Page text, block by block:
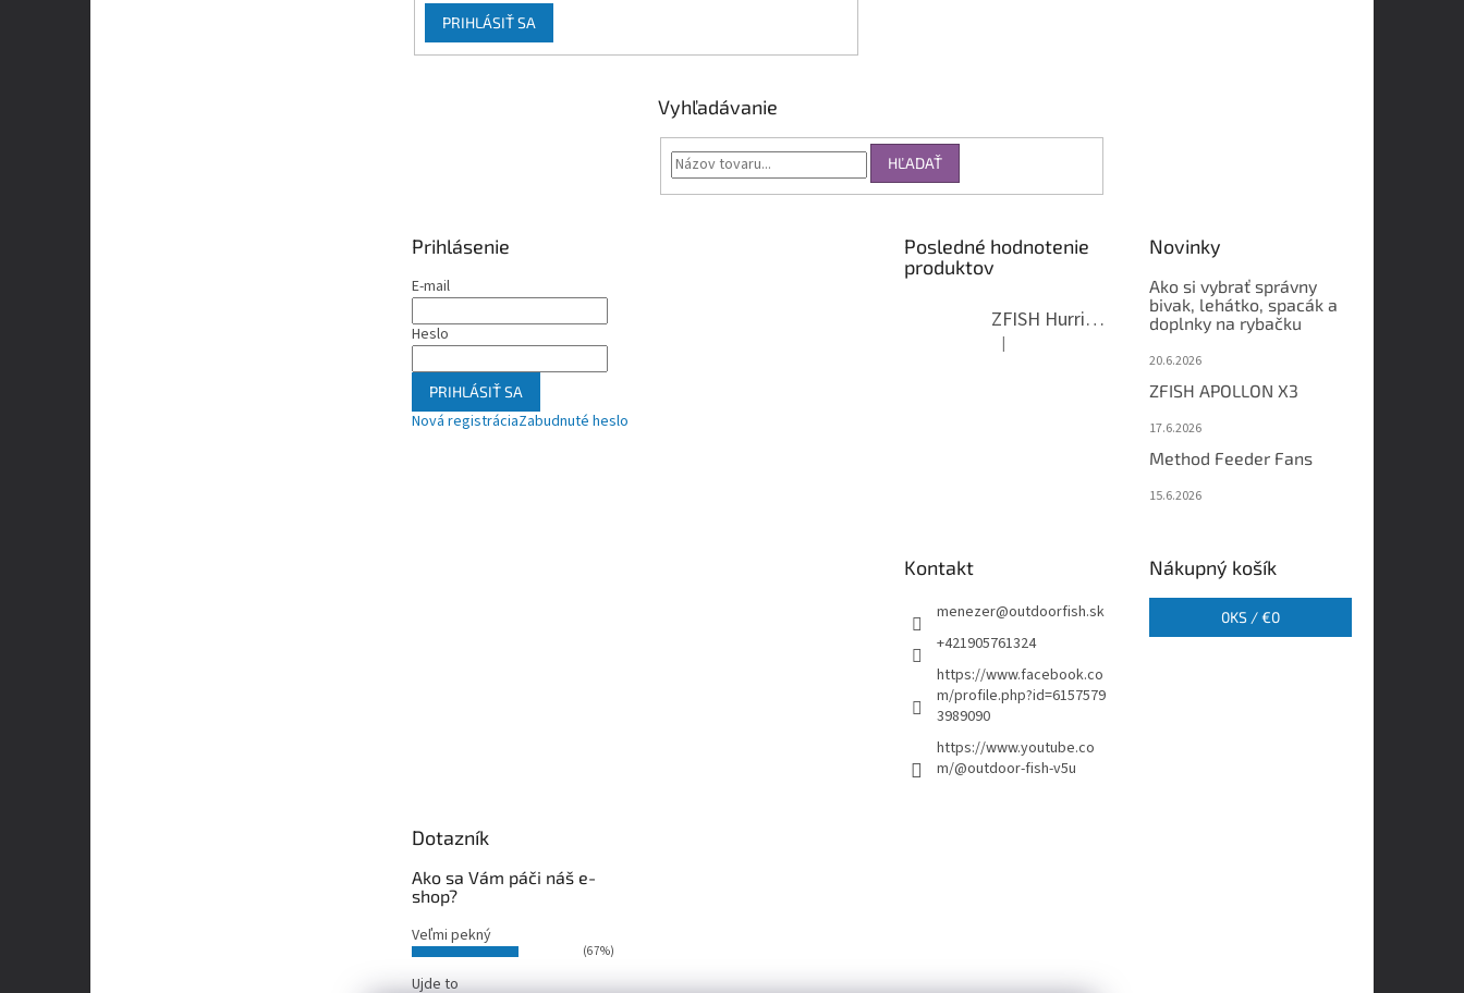
PRIHLÁSIŤ SA
Vyhľadávanie
HĽADAŤ
Prihlásenie
E-mail
Heslo
PRIHLÁSIŤ SA
Nová registráciaZabudnuté heslo
Posledné hodnotenie
produktov
ZFISH Hurricane Camo Kreslo
Hodnotenie produktu je 5 z 5 hviezdičiek.
|
Novinky
Ako si vybrať správny
bivak, lehátko, spacák a
doplnky na rybačku
20.6.2026
ZFISH APOLLON X3
17.6.2026
Method Feeder Fans
15.6.2026
Kontakt
menezer@outdoorfish.sk
+421905761324
https://www.facebook.co
m/profile.php?id=6157579
3989090
https://www.youtube.co
m/@outdoor-fish-v5u
Nákupný košík
0KS /€0
Dotazník
Ako sa Vám páči náš e-
shop?
Veľmi pekný
(67%)
Ujde to